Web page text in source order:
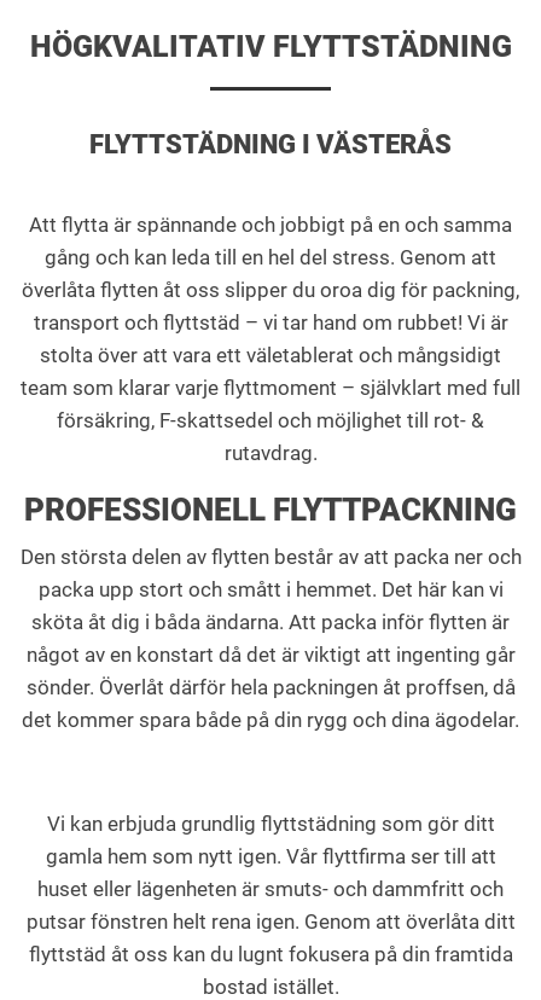
HÖGKVALITATIV FLYTTSTÄDNING
FLYTTSTÄDNING I VÄSTERÅS
Att flytta är spännande och jobbigt på en och samma
gång och kan leda till en hel del stress. Genom att
överlåta flytten åt oss slipper du oroa dig för packning,
transport och flyttstäd – vi tar hand om rubbet! Vi är
stolta över att vara ett väletablerat och mångsidigt
team som klarar varje flyttmoment – självklart med full
försäkring, F-skattsedel och möjlighet till rot- &
rutavdrag.
PROFESSIONELL FLYTTPACKNING
Den största delen av flytten består av att packa ner och
packa upp stort och smått i hemmet. Det här kan vi
sköta åt dig i båda ändarna. Att packa inför flytten är
något av en konstart då det är viktigt att ingenting går
sönder. Överlåt därför hela packningen åt proffsen, då
det kommer spara både på din rygg och dina ägodelar.
Vi kan erbjuda grundlig flyttstädning som gör ditt
gamla hem som nytt igen. Vår flyttfirma ser till att
huset eller lägenheten är smuts- och dammfritt och
putsar fönstren helt rena igen. Genom att överlåta ditt
flyttstäd åt oss kan du lugnt fokusera på din framtida
bostad istället.